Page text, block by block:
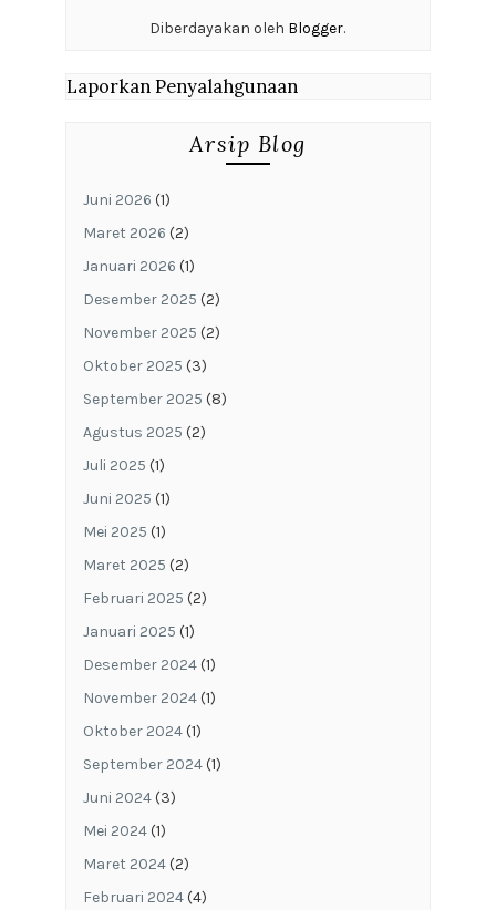
Diberdayakan oleh Blogger.
Laporkan Penyalahgunaan
Arsip Blog
Juni 2026 (1)
Maret 2026 (2)
Januari 2026 (1)
Desember 2025 (2)
November 2025 (2)
Oktober 2025 (3)
September 2025 (8)
Agustus 2025 (2)
Juli 2025 (1)
Juni 2025 (1)
Mei 2025 (1)
Maret 2025 (2)
Februari 2025 (2)
Januari 2025 (1)
Desember 2024(1)
November 2024(1)
Oktober 2024(1)
September 2024(1)
Juni 2024(3)
Mei 2024(1)
Maret 2024(2)
Februari 2024(4)